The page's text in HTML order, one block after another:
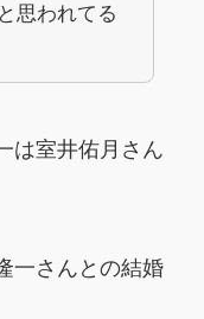
思われてる
は室井佑月さん
一さんとの結婚